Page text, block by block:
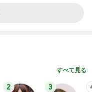
すべて見る
2 3